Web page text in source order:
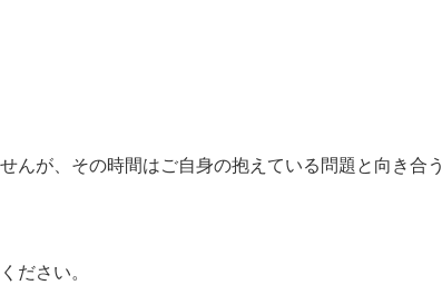
んが、その時間はご自身の抱えている問題と向き合う
ださい。